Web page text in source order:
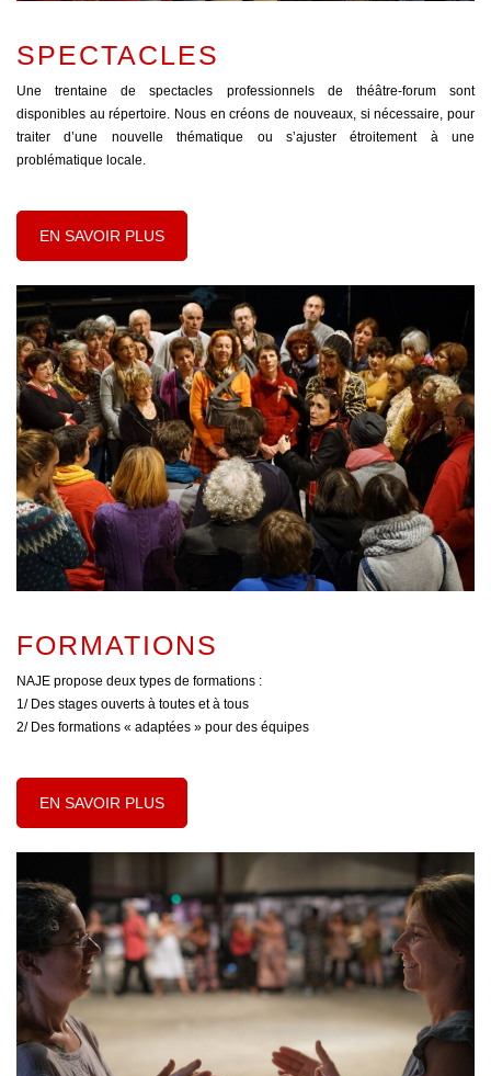
SPECTACLES
Une trentaine de spectacles professionnels de théâtre-forum sont
disponibles au répertoire. Nous en créons de nouveaux, si nécessaire, pour
traiter d’une nouvelle thématique ou s’ajuster étroitement à une
problématique locale.
EN SAVOIR PLUS
FORMATIONS
NAJE propose deux types de formations :
1/ Des stages ouverts à toutes et à tous
2/ Des formations « adaptées » pour des équipes
EN SAVOIR PLUS